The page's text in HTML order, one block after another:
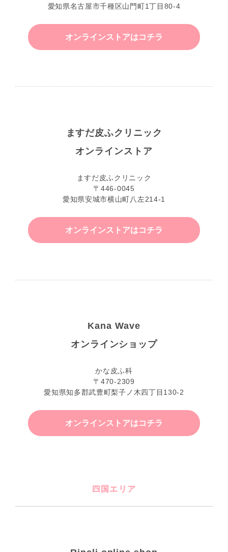
愛知県名古屋市千種区山門町1丁目80-4
オンラインストアはコチラ
ますだ皮ふクリニック
オンラインストア
ますだ皮ふクリニック
〒446-0045
愛知県安城市横山町八左214-1
オンラインストアはコチラ
Kana Wave
オンラインショップ
かな皮ふ科
〒470-2309
愛知県知多郡武豊町梨子ノ木四丁目130-2
オンラインストアはコチラ
四国エリア